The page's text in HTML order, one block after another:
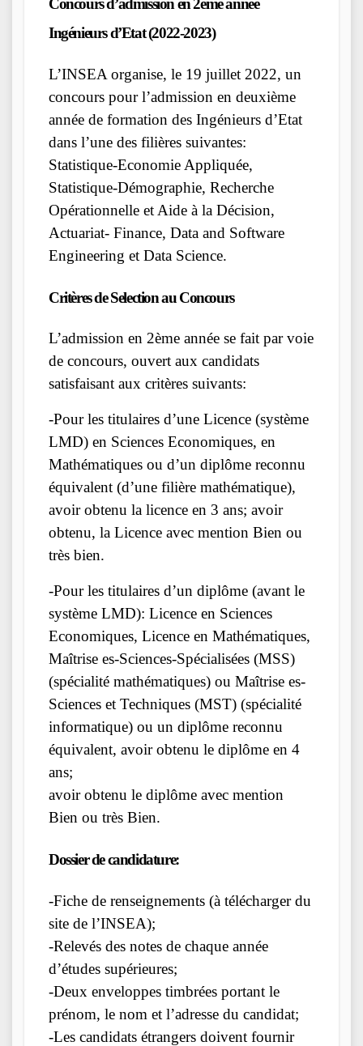
Concours d’admission en 2ème année
Ingénieurs d’Etat (2022-2023)
L’INSEA organise, le 19 juillet 2022, un
concours pour l’admission en deuxième
année de formation des Ingénieurs d’Etat
dans l’une des filières suivantes:
Statistique-Economie Appliquée,
Statistique-Démographie, Recherche
Opérationnelle et Aide à la Décision,
Actuariat- Finance, Data and Software
Engineering et Data Science.
Critères de Selection au Concours
L’admission en 2ème année se fait par voie
de concours, ouvert aux candidats
satisfaisant aux critères suivants:
-Pour les titulaires d’une Licence (système
LMD) en Sciences Economiques, en
Mathématiques ou d’un diplôme reconnu
équivalent (d’une filière mathématique),
avoir obtenu la licence en 3 ans; avoir
obtenu, la Licence avec mention Bien ou
très bien.
-Pour les titulaires d’un diplôme (avant le
système LMD): Licence en Sciences
Economiques, Licence en Mathématiques,
Maîtrise es-Sciences-Spécialisées (MSS)
(spécialité mathématiques) ou Maîtrise es-
Sciences et Techniques (MST) (spécialité
informatique) ou un diplôme reconnu
équivalent, avoir obtenu le diplôme en 4
ans;
avoir obtenu le diplôme avec mention
Bien ou très Bien.
Dossier de candidature:
-Fiche de renseignements (à télécharger du
site de l’INSEA);
-Relevés des notes de chaque année
d’études supérieures;
-Deux enveloppes timbrées portant le
prénom, le nom et l’adresse du candidat;
-Les candidats étrangers doivent fournir